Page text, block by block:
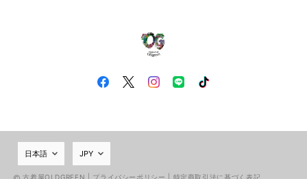
古着屋OLDGREEN | プライバシーポリシー 特定商取引法に基づく表記